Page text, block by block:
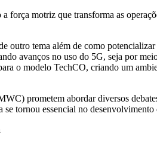
força motriz que transforma as
outro tema além de como
avanços no uso do 5G, seja por
o modelo TechCO, criando um
prometem abordar diversos
tornou essencial no